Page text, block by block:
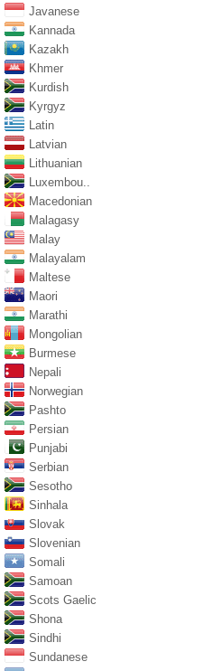
Javanese
Kannada
Kazakh
Khmer
Kurdish
Kyrgyz
Latin
Latvian
Lithuanian
Luxembou..
Macedonian
Malagasy
Malay
Malayalam
Maltese
Maori
Marathi
Mongolian
Burmese
Nepali
Norwegian
Pashto
Persian
Punjabi
Serbian
Sesotho
Sinhala
Slovak
Slovenian
Somali
Samoan
Scots Gaelic
Shona
Sindhi
Sundanese